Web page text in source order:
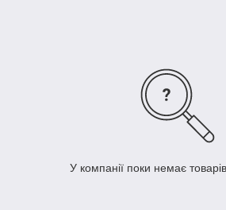
У компанії поки немає